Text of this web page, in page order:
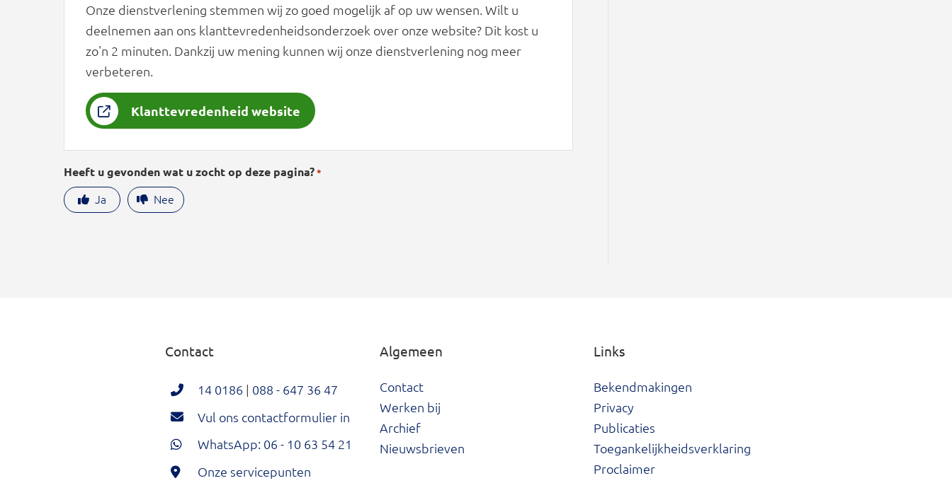
Onze dienstverlening stemmen wij zo goed mogelijk af op uw wensen. Wilt u
deelnemen aan ons klanttevredenheidsonderzoek over onze website? Dit kost u
zo'n 2 minuten. Dankzij uw mening kunnen wij onze dienstverlening nog meer
verbeteren.
Klanttevredenheid website
Heeft u gevonden wat u zocht op deze pagina?*
Ja Nee
Contact
14 0186 | 088 - 647 36 47
Vul ons contactformulier in
WhatsApp: 06 - 10 63 54 21
Onze servicepunten
Algemeen
Contact
Werken bij
Archief
Nieuwsbrieven
Links
Bekendmakingen
Privacy
Publicaties
Toegankelijkheidsverklaring
Proclaimer